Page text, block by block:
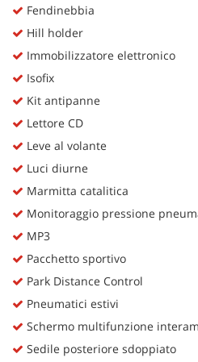
Fendinebbia
Hill holder
Immobilizzatore elettronico
Isofix
Kit antipanne
Lettore CD
Leve al volante
Luci diurne
Marmitta catalitica
Monitoraggio pressione
MP3
Pacchetto sportivo
Park Distance Control
Pneumatici estivi
Schermo multifunzione
Sedile posteriore sdoppiato